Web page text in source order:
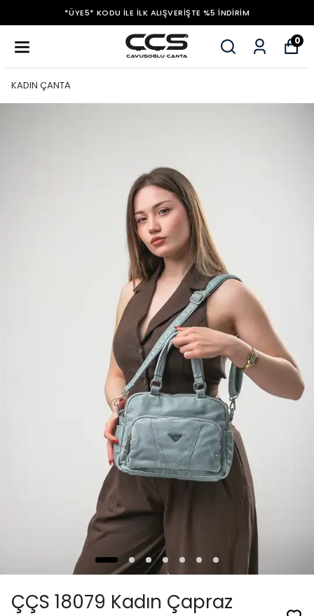
*ÜYE5* KODU ILE İLK ALIŞVERIŞTE %5 İNDIRIM
0
KADIN ÇANTA
ÇÇS 18079 Kadın Çapraz